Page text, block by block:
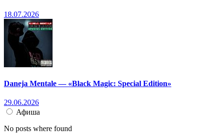
18.07.2026
Daneja Mentale — «Black Magic: Special Edition»
29.06.2026
Афиша
No posts where found